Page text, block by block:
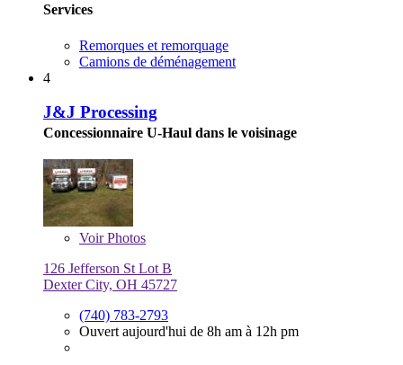
Services
Remorques et remorquage
Camions de déménagement
4
J&J Processing
Concessionnaire U-Haul dans le voisinage
VoirPhotos
126 Jefferson St Lot B
Dexter City, OH 45727
(740) 783-2793
Ouvert aujourd'hui de 8h am à 12h pm